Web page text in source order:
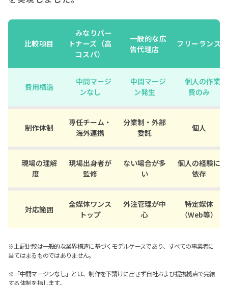
比較項目
みなりパー
トナーズ（高
コスパ）
一般的な広
告代理店
フリーランス
費用構造
中間マージ
ンなし
中間マージ
ン発生
個人の作業
費のみ
制作体制
専任チーム・
海外連携
分業制・外部
委託
個人
現場の理解
度
現場出身者が
監修
ない場合が多
い
個人の経験に
依存
対応範囲
全媒体ワンス
トップ
外注管理が中
心
特定媒体
（Web等）
※上記比較は一般的な業界構造に基づくモデルケースであり、すべての事業者に
当てはまるものではありません。
※「中間マージンなし」とは、制作を下請けに出さず自社および提携拠点で完結
する体制を指します。